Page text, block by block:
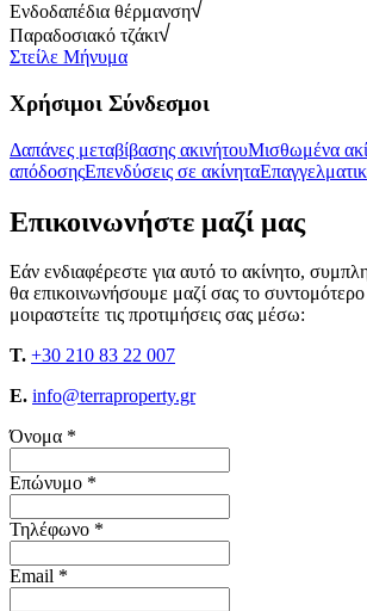
Ενδοδαπέδια θέρμανση
Παραδοσιακό τζάκι
Στείλε Μήνυμα
Χρήσιμοι Σύνδεσμοι
Δαπάνες μεταβίβασης ακινήτουΜισθωμένα
απόδοσηςΕπενδύσεις σε ακίνητα
Επικοινωνήστε μαζί μας
Εάν ενδιαφέρεστε για αυτό το ακίνητο,
θα επικοινωνήσουμε μαζί σας το
μοιραστείτε τις προτιμήσεις σας μέσω:
T. +30 210 83 22 007
E. info@terraproperty.gr
Όνομα *
Επώνυμο *
Τηλέφωνο *
Email *